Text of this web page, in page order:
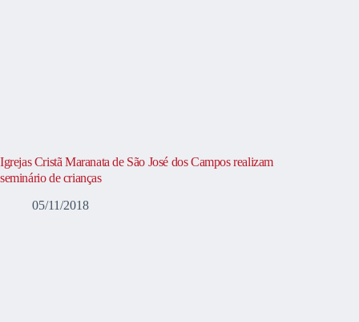
Igrejas Cristã Maranata de São José dos Campos realizam
seminário de crianças
05/11/2018